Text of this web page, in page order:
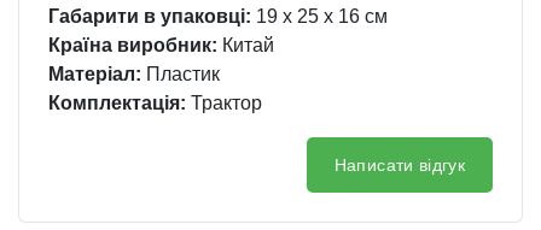
Габарити в упаковці: 19 x 25 x 16 см
Країна виробник: Китай
Матеріал: Пластик
Комплектація: Трактор
Написати відгук